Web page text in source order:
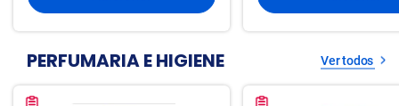
PERFUMARIA E HIGIENE Ver todos